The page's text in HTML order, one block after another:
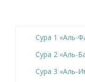
Сура 1 «Аль-
Сура 2 «Аль-
Сура 3 «Аль-